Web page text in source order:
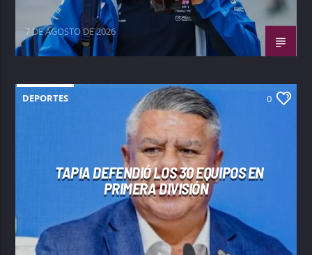
7 DE AGOSTO DE 2026
DEPORTES 0
TAPIA DEFENDIÓ LOS 30 EQUIPOS EN
PRIMERA DIVISIÓN